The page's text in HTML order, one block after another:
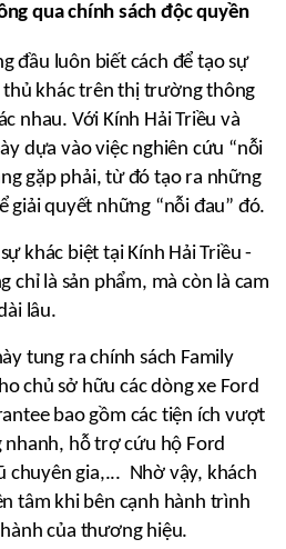
qua chính sách độc quyền
đầu luôn biết cách để tạo sự
khác trên thị trường thông
nhau. Với Kính Hải Triều và
dựa vào việc nghiên cứu “nỗi
gặp phải, từ đó tạo ra những
giải quyết những “nỗi đau” đó.
khác biệt tại Kính Hải Triều -
chỉ là sản phẩm, mà còn là cam
lâu.
tung ra chính sách Family
chủ sở hữu các dòng xe Ford
bao gồm các tiện ích vượt
hỗ trợ cứu hộ Ford
gia,...  Nhờ vậy, khách
tâm khi bên cạnh hành trình
của thương hiệu.